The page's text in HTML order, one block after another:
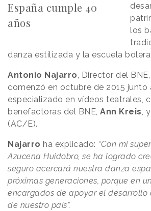
España cumple 40
años
los
danza estilizada y la escuela bolera.
Antonio Najarro, Director del
comenzó en octubre de 2015 junto
especializado en vídeos teatrales,
benefactoras del BNE, Ann Kreis,
(AC/E).
Najarro ha explicado: “Con mi
Azucena Huidobro, se ha logrado
seguro acercará nuestra danza
próximas generaciones, porque en
encargados de apoyar el desarrollo
de nuestro país".